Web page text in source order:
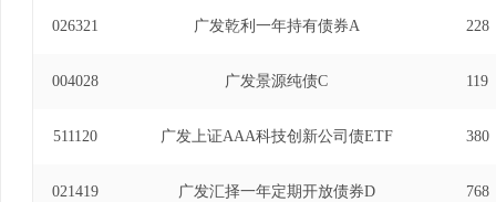
026321 广发乾利一年持有债券A 228
004028 广发景源纯债C 119
511120 广发上证AAA科技创新公司债ETF 380
021419 广发汇择一年定期开放债券D 768